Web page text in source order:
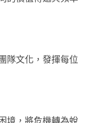
隊文化，發揮每位
境，將危機轉為蛻